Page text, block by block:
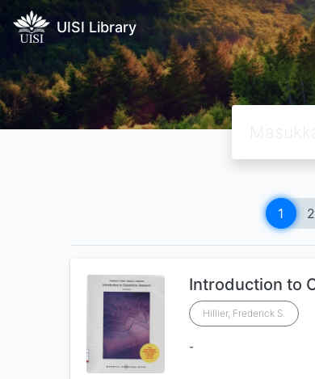
UISI Library
1 2
Introduction to
Hillier, Frederick S.
-